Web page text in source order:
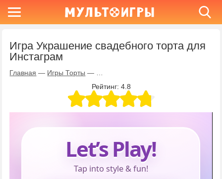
Игра Украшение свадебного торта для
Инстаграм
Главная — Игры Торты —
Рейтинг: 4.8